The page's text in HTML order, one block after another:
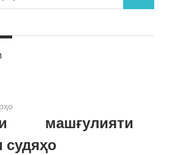
машғулияти
судяҳо